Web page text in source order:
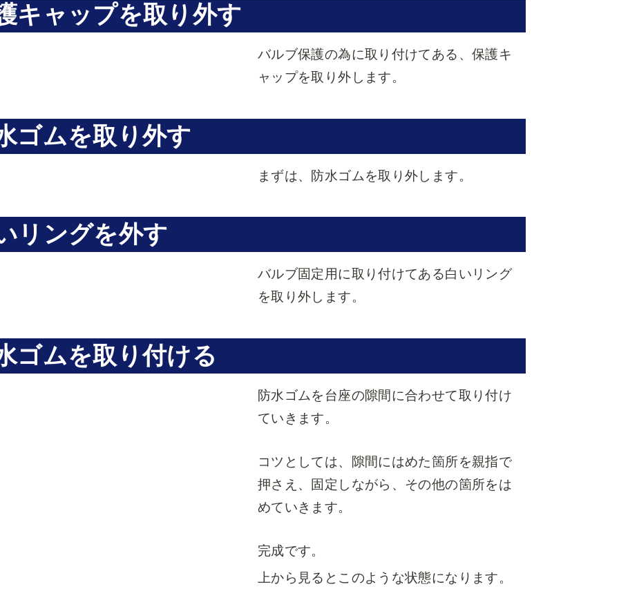
キャップを取り外す
バルブ保護の為に取り付けてある、保護キ
ャップを取り外します。
ゴムを取り外す
まずは、防水ゴムを取り外します。
リングを外す
バルブ固定用に取り付けてある白いリング
を取り外します。
ゴムを取り付ける
防水ゴムを台座の隙間に合わせて取り付け
ていきます。
コツとしては、隙間にはめた箇所を親指で
押さえ、固定しながら、その他の箇所をは
めていきます。
完成です。
上から見るとこのような状態になります。